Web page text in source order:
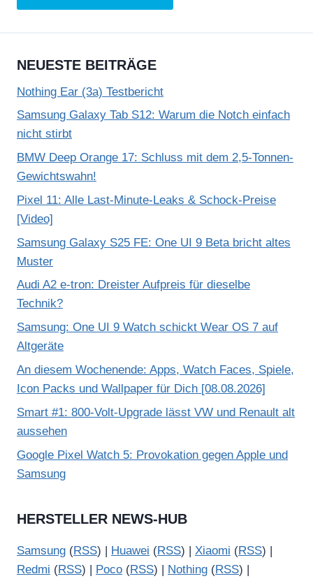
NEUESTE BEITRÄGE
Nothing Ear (3a) Testbericht
Samsung Galaxy Tab S12: Warum die Notch einfach
nicht stirbt
BMW Deep Orange 17: Schluss mit dem 2,5-Tonnen-
Gewichtswahn!
Pixel 11: Alle Last-Minute-Leaks & Schock-Preise
[Video]
Samsung Galaxy S25 FE: One UI 9 Beta bricht altes
Muster
Audi A2 e-tron: Dreister Aufpreis für dieselbe
Technik?
Samsung: One UI 9 Watch schickt Wear OS 7 auf
Altgeräte
An diesem Wochenende: Apps, Watch Faces, Spiele,
Icon Packs und Wallpaper für Dich [08.08.2026]
Smart #1: 800-Volt-Upgrade lässt VW und Renault alt
aussehen
Google Pixel Watch 5: Provokation gegen Apple und
Samsung
HERSTELLER NEWS-HUB
Samsung (RSS) | Huawei (RSS) | Xiaomi (RSS) |
Redmi (RSS) | Poco (RSS) | Nothing (RSS) |